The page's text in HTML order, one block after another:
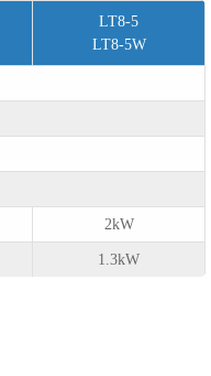
LT8-5
LT8-5W
2kW
1.3kW